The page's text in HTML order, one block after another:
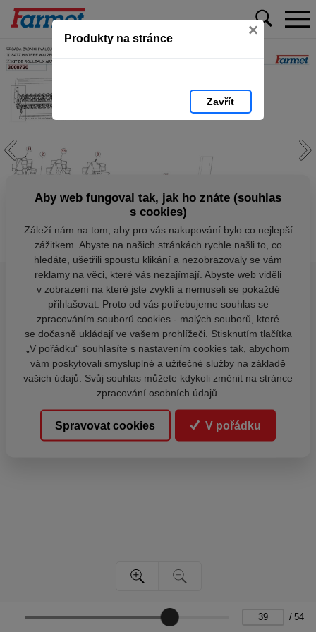
Produkty na stránce ×
Zavřít
/ 54
Aby web fungoval tak, jak ho znáte (souhlas
s cookies)
Záleží nám na tom, aby pro vás nakupování bylo co nejlepší
zážitkem. Abyste na našich stránkách rychle našli to, co
hledáte, ušetřili spoustu klikání a nezobrazovaly se vám
reklamy na věci, které vás nezajímají. Abyste web viděli
v zobrazení na které jste zvyklí a nemuseli se pokaždé
přihlašovat. Proto od vás potřebujeme souhlas se
zpracováním souborů cookies - malých souborů, které
se dočasně ukládají ve vašem prohlížeči. Stisknutím tlačítka
„V pořádku“ souhlasíte s nastavením cookies tak, abychom
vám poskytovali smysluplné a užitečné služby na základě
vašich údajů. Svůj souhlas můžete kdykoli změnit na stránce
zpracování osobních údajů.
Spravovat cookies V pořádku